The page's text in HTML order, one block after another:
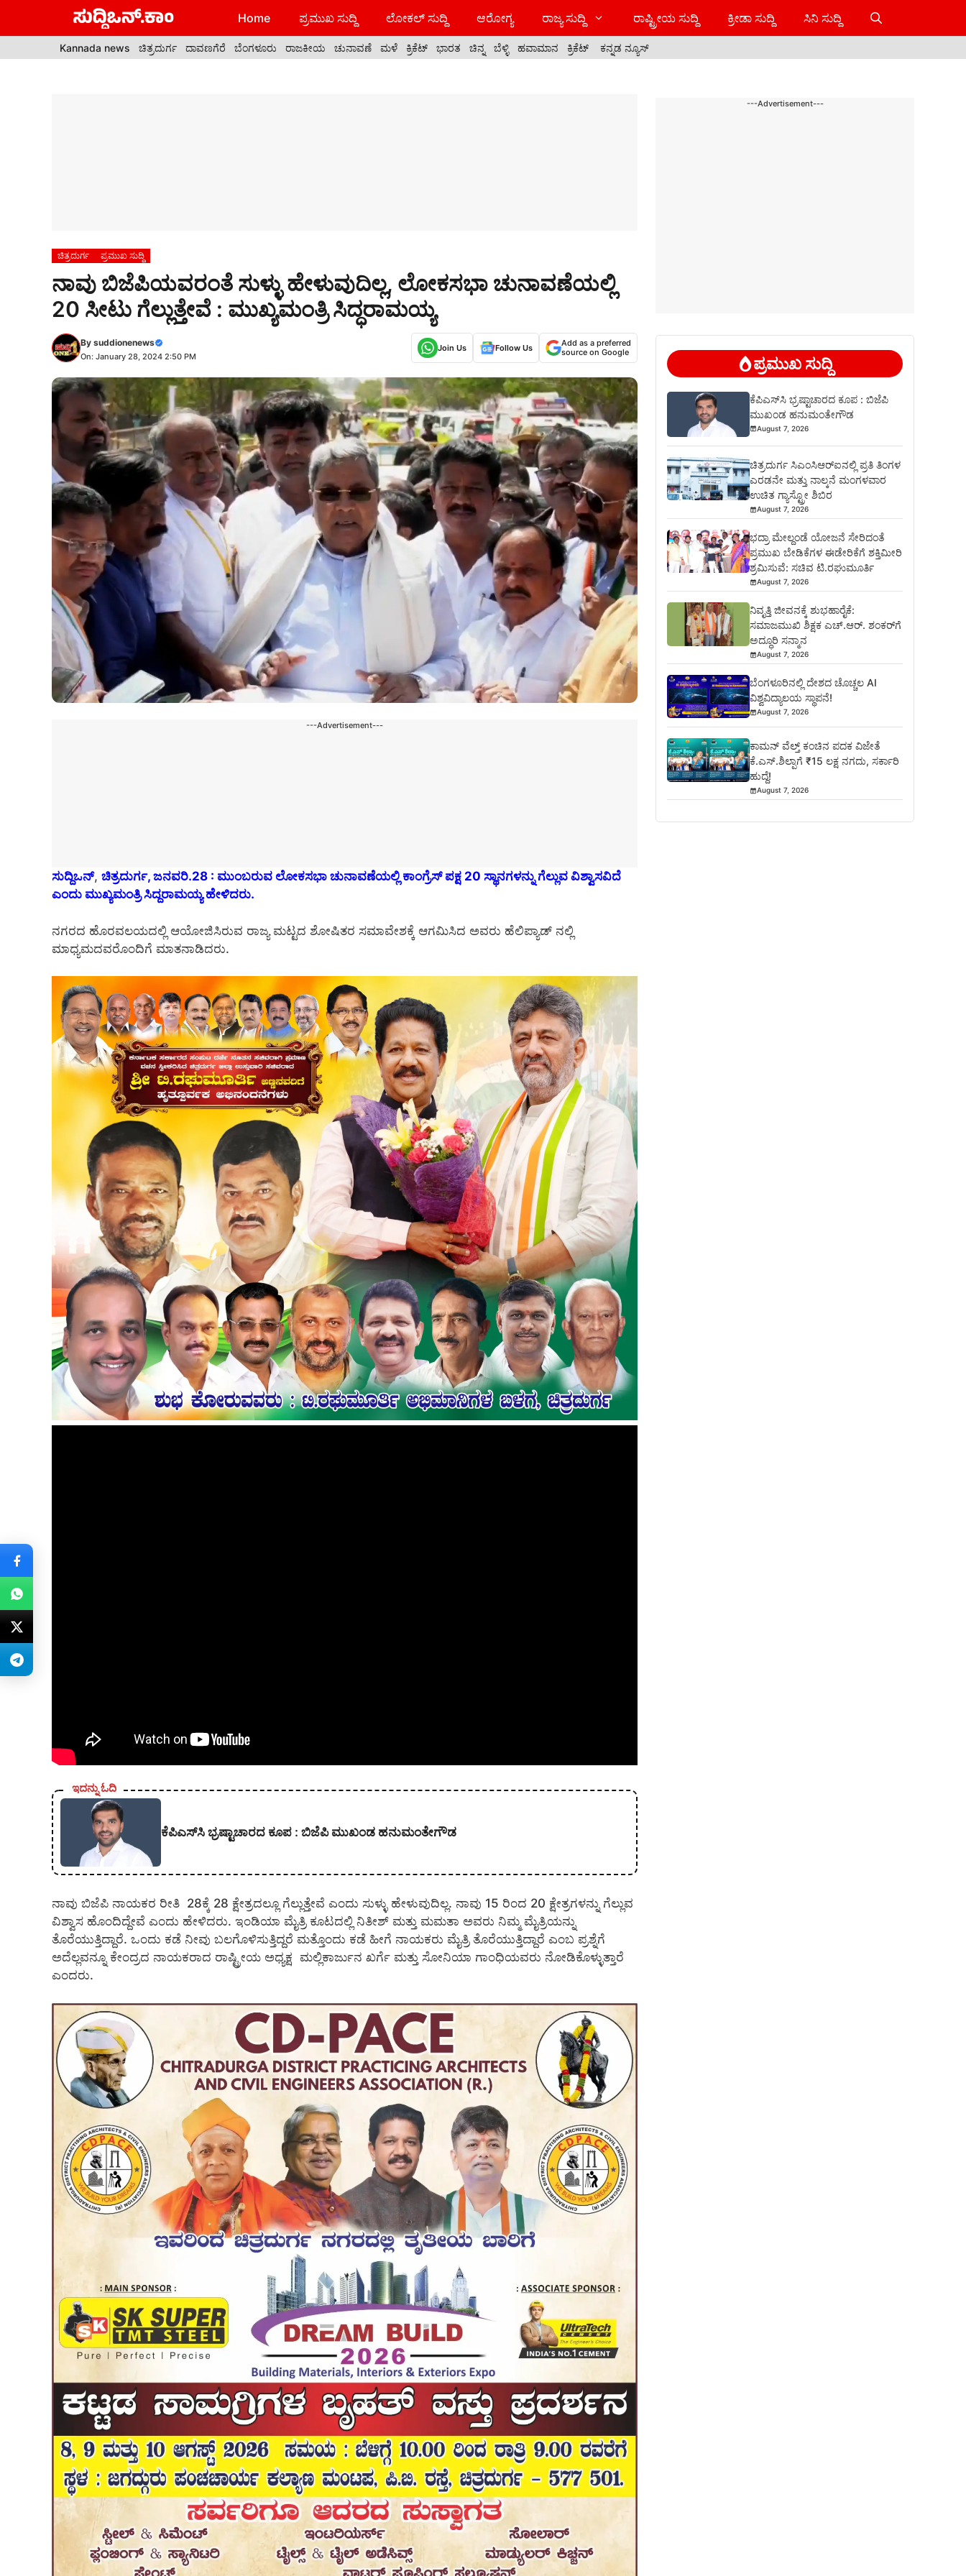
Home ಪ್ರಮುಖ ಸುದ್ದಿ ಲೋಕಲ್ ಸುದ್ದಿ ಆರೋಗ್ಯ ರಾಜ್ಯ ಸುದ್ದಿ ರಾಷ್ಟ್ರೀಯ ಸುದ್ದಿ ಕ್ರೀಡಾ ಸುದ್ದಿ ಸಿನಿ ಸುದ್ದಿ
Kannada news ಚಿತ್ರದುರ್ಗ ದಾವಣಗೆರೆ ಬೆಂಗಳೂರು ರಾಜಕೀಯ ಚುನಾವಣೆ ಮಳೆ ಕ್ರಿಕೆಟ್ ಭಾರತ ಚಿನ್ನ ಬೆಳ್ಳಿ ಹವಾಮಾನ ಕ್ರಿಕೆಟ್ ಕನ್ನಡ ನ್ಯೂಸ್
ಚಿತ್ರದುರ್ಗ ಪ್ರಮುಖ ಸುದ್ದಿ
ನಾವು ಬಿಜೆಪಿಯವರಂತೆ ಸುಳ್ಳು ಹೇಳುವುದಿಲ್ಲ, ಲೋಕಸಭಾ ಚುನಾವಣೆಯಲ್ಲಿ
20 ಸೀಟು ಗೆಲ್ಲುತ್ತೇವೆ : ಮುಖ್ಯಮಂತ್ರಿ ಸಿದ್ಧರಾಮಯ್ಯ
By suddionenews
On: January 28, 2024 2:50 PM
Join Us Follow Us
Add as a preferred
source on Google
---Advertisement---
ಸುದ್ದಿಒನ್, ಚಿತ್ರದುರ್ಗ, ಜನವರಿ.28 : ಮುಂಬರುವ ಲೋಕಸಭಾ ಚುನಾವಣೆಯಲ್ಲಿ ಕಾಂಗ್ರೆಸ್ ಪಕ್ಷ 20 ಸ್ಥಾನಗಳನ್ನು ಗೆಲ್ಲುವ ವಿಶ್ವಾಸವಿದೆ
ಎಂದು ಮುಖ್ಯಮಂತ್ರಿ ಸಿದ್ದರಾಮಯ್ಯ ಹೇಳಿದರು.
ನಗರದ ಹೊರವಲಯದಲ್ಲಿ ಆಯೋಜಿಸಿರುವ ರಾಜ್ಯ ಮಟ್ಟದ ಶೋಷಿತರ ಸಮಾವೇಶಕ್ಕೆ ಆಗಮಿಸಿದ ಅವರು ಹೆಲಿಪ್ಯಾಡ್ ನಲ್ಲಿ
ಮಾಧ್ಯಮದವರೊಂದಿಗೆ ಮಾತನಾಡಿದರು.
ಇದನ್ನು ಓದಿ
ಕೆಪಿಎಸ್‍ಸಿ ಭ್ರಷ್ಟಾಚಾರದ ಕೂಪ : ಬಿಜೆಪಿ ಮುಖಂಡ ಹನುಮಂತೇಗೌಡ
ನಾವು ಬಿಜೆಪಿ ನಾಯಕರ ರೀತಿ 28ಕ್ಕೆ 28 ಕ್ಷೇತ್ರದಲ್ಲೂ ಗೆಲ್ಲುತ್ತೇವೆ ಎಂದು ಸುಳ್ಳು ಹೇಳುವುದಿಲ್ಲ. ನಾವು 15 ರಿಂದ 20 ಕ್ಷೇತ್ರಗಳನ್ನು ಗೆಲ್ಲುವ
ವಿಶ್ವಾಸ ಹೊಂದಿದ್ದೇವೆ ಎಂದು ಹೇಳಿದರು. ಇಂಡಿಯಾ ಮೈತ್ರಿ ಕೂಟದಲ್ಲಿ ನಿತೀಶ್ ಮತ್ತು ಮಮತಾ ಅವರು ನಿಮ್ಮ ಮೈತ್ರಿಯನ್ನು
ತೊರೆಯುತ್ತಿದ್ದಾರೆ. ಒಂದು ಕಡೆ ನೀವು ಬಲಗೊಳಿಸುತ್ತಿದ್ದರೆ ಮತ್ತೊಂದು ಕಡೆ ಹೀಗೆ ನಾಯಕರು ಮೈತ್ರಿ ತೊರೆಯುತ್ತಿದ್ದಾರೆ ಎಂಬ ಪ್ರಶ್ನೆಗೆ
ಅದೆಲ್ಲವನ್ನೂ ಕೇಂದ್ರದ ನಾಯಕರಾದ ರಾಷ್ಟ್ರೀಯ ಅಧ್ಯಕ್ಷ ಮಲ್ಲಿಕಾರ್ಜುನ ಖರ್ಗೆ ಮತ್ತು ಸೋನಿಯಾ ಗಾಂಧಿಯವರು ನೋಡಿಕೊಳ್ಳುತ್ತಾರೆ
ಎಂದರು.
---Advertisement---
ಪ್ರಮುಖ ಸುದ್ದಿ
ಕೆಪಿಎಸ್‍ಸಿ ಭ್ರಷ್ಟಾಚಾರದ ಕೂಪ : ಬಿಜೆಪಿ
ಮುಖಂಡ ಹನುಮಂತೇಗೌಡ
August 7, 2026
ಚಿತ್ರದುರ್ಗ ಸಿಎಂಸಿಆರ್‍ಐನಲ್ಲಿ ಪ್ರತಿ ತಿಂಗಳ
ಎರಡನೇ ಮತ್ತು ನಾಲ್ಕನೆ ಮಂಗಳವಾರ
ಉಚಿತ ಗ್ಯಾಸ್ಟ್ರೋ ಶಿಬಿರ
August 7, 2026
ಭದ್ರಾ ಮೇಲ್ದಂಡೆ ಯೋಜನೆ ಸೇರಿದಂತೆ
ಪ್ರಮುಖ ಬೇಡಿಕೆಗಳ ಈಡೇರಿಕೆಗೆ ಶಕ್ತಿಮೀರಿ
ಶ್ರಮಿಸುವೆ: ಸಚಿವ ಟಿ.ರಘುಮೂರ್ತಿ
August 7, 2026
ನಿವೃತ್ತಿ ಜೀವನಕ್ಕೆ ಶುಭಹಾರೈಕೆ:
ಸಮಾಜಮುಖಿ ಶಿಕ್ಷಕ ಎಚ್.ಆರ್. ಶಂಕರ್‌ಗೆ
ಅದ್ಧೂರಿ ಸನ್ಮಾನ
August 7, 2026
ಬೆಂಗಳೂರಿನಲ್ಲಿ ದೇಶದ ಚೊಚ್ಚಲ AI
ವಿಶ್ವವಿದ್ಯಾಲಯ ಸ್ಥಾಪನೆ!
August 7, 2026
ಕಾಮನ್ ವೆಲ್ತ್ ಕಂಚಿನ ಪದಕ ವಿಜೇತೆ
ಕೆ.ಎಸ್.ಶಿಲ್ಪಾಗೆ ₹15 ಲಕ್ಷ ನಗದು, ಸರ್ಕಾರಿ
ಹುದ್ದೆ!
August 7, 2026